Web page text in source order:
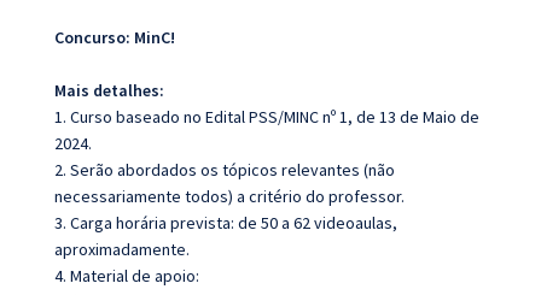
Concurso: MinC!
Mais detalhes:
1. Curso baseado no Edital PSS/MINC nº 1, de 13 de Maio de
2024.
2. Serão abordados os tópicos relevantes (não
necessariamente todos) a critério do professor.
3. Carga horária prevista: de 50 a 62 videoaulas,
aproximadamente.
4. Material de apoio: